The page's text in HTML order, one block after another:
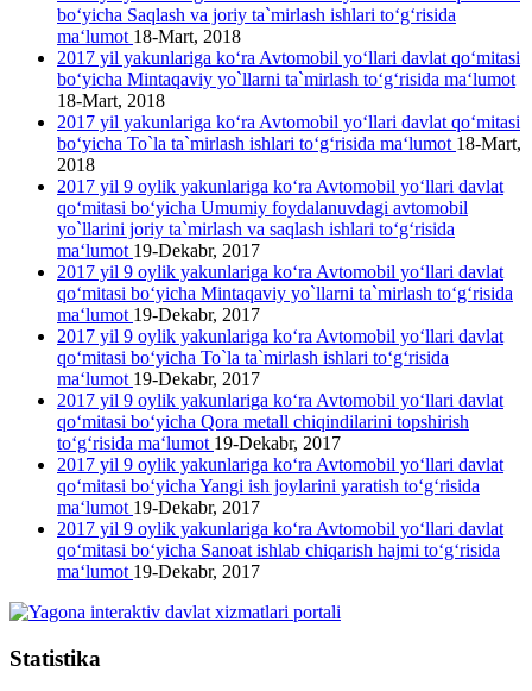
bo‘yicha Saqlash va joriy ta`mirlash ishlari to‘g‘risida
ma‘lumot 18-Mart, 2018
2017 yil yakunlariga ko‘ra Avtomobil yo‘llari davlat qo‘mitasi
bo‘yicha Mintaqaviy yo`llarni ta`mirlash to‘g‘risida ma‘lumot
18-Mart, 2018
2017 yil yakunlariga ko‘ra Avtomobil yo‘llari davlat qo‘mitasi
bo‘yicha To`la ta`mirlash ishlari to‘g‘risida ma‘lumot 18-Mart,
2018
2017 yil 9 oylik yakunlariga ko‘ra Avtomobil yo‘llari davlat
qo‘mitasi bo‘yicha Umumiy foydalanuvdagi avtomobil
yo`llarini joriy ta`mirlash va saqlash ishlari to‘g‘risida
ma‘lumot 19-Dekabr, 2017
2017 yil 9 oylik yakunlariga ko‘ra Avtomobil yo‘llari davlat
qo‘mitasi bo‘yicha Mintaqaviy yo`llarni ta`mirlash to‘g‘risida
ma‘lumot 19-Dekabr, 2017
2017 yil 9 oylik yakunlariga ko‘ra Avtomobil yo‘llari davlat
qo‘mitasi bo‘yicha To`la ta`mirlash ishlari to‘g‘risida
ma‘lumot 19-Dekabr, 2017
2017 yil 9 oylik yakunlariga ko‘ra Avtomobil yo‘llari davlat
qo‘mitasi bo‘yicha Qora metall chiqindilarini topshirish
to‘g‘risida ma‘lumot 19-Dekabr, 2017
2017 yil 9 oylik yakunlariga ko‘ra Avtomobil yo‘llari davlat
qo‘mitasi bo‘yicha Yangi ish joylarini yaratish to‘g‘risida
ma‘lumot 19-Dekabr, 2017
2017 yil 9 oylik yakunlariga ko‘ra Avtomobil yo‘llari davlat
qo‘mitasi bo‘yicha Sanoat ishlab chiqarish hajmi to‘g‘risida
ma‘lumot 19-Dekabr, 2017
Statistika